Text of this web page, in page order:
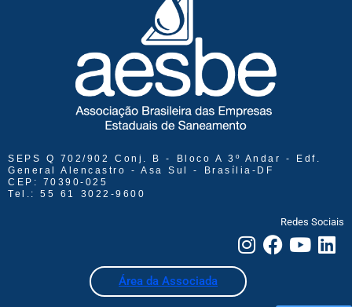
SEPS Q 702/902 Conj. B - Bloco A 3º Andar - Edf.
General Alencastro - Asa Sul - Brasília-DF
CEP: 70390-025
Tel.: 55 61 3022-9600
Redes Sociais
Área da Associada